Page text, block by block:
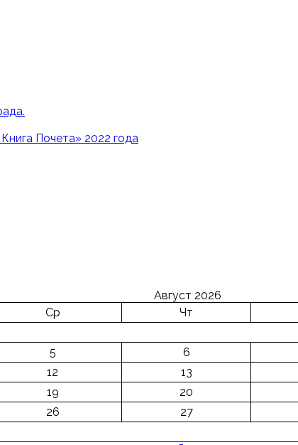
Почета» 2022 года
Август 2026
Ср Чт
5 6
12 13
19 20
26 27